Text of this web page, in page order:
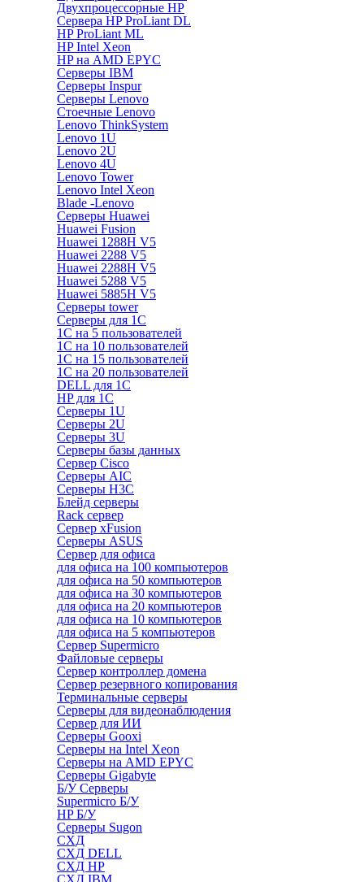
Двухпроцессорные HP
Сервера HP ProLiant DL
HP ProLiant ML
HP Intel Xeon
HP на AMD EPYC
Серверы IBM
Серверы Inspur
Серверы Lenovo
Стоечные Lenovo
Lenovo ThinkSystem
Lenovo 1U
Lenovo 2U
Lenovo 4U
Lenovo Tower
Lenovo Intel Xeon
Blade -Lenovo
Серверы Huawei
Huawei Fusion
Huawei 1288H V5
Huawei 2288 V5
Huawei 2288H V5
Huawei 5288 V5
Huawei 5885H V5
Серверы tower
Серверы для 1C
1С на 5 пользователей
1С на 10 пользователей
1С на 15 пользователей
1С на 20 пользователей
DELL для 1С
HP для 1С
Серверы 1U
Серверы 2U
Серверы 3U
Серверы базы данных
Сервер Cisco
Серверы AIC
Серверы H3C
Блейд серверы
Rack сервер
Сервер xFusion
Серверы ASUS
Сервер для офиса
для офиса на 100 компьютеров
для офиса на 50 компьютеров
для офиса на 30 компьютеров
для офиса на 20 компьютеров
для офиса на 10 компьютеров
для офиса на 5 компьютеров
Сервер Supermicro
Файловые серверы
Сервер контроллер домена
Сервер резервного копирования
Терминальные серверы
Серверы для видеонаблюдения
Сервер для ИИ
Серверы Gooxi
Серверы на Intel Xeon
Серверы на AMD EPYC
Серверы Gigabyte
Б/У Серверы
Supermicro Б/У
HP Б/У
Серверы Sugon
СХД
СХД DELL
СХД HP
СХД IBM